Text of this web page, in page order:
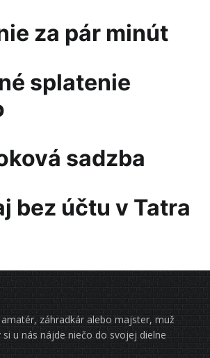
za pár minút
splatenie
sadzba
bez účtu v Tatra
záhradkár alebo majster, muž
si u nás nájde niečo do svojej dielne